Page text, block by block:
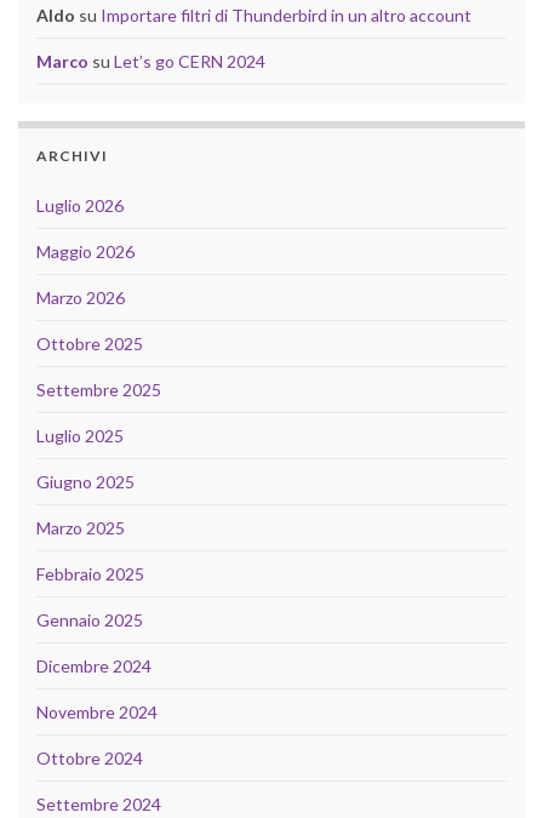
Aldo su Importare filtri di Thunderbird in un altro account
Marco su Let’s go CERN 2024
ARCHIVI
Luglio 2026
Maggio 2026
Marzo 2026
Ottobre 2025
Settembre 2025
Luglio 2025
Giugno 2025
Marzo 2025
Febbraio 2025
Gennaio 2025
Dicembre 2024
Novembre 2024
Ottobre 2024
Settembre 2024